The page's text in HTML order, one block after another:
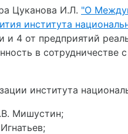
Цуканова И.Л. "О
института
4 от предприятий
в
института
Мишустин;